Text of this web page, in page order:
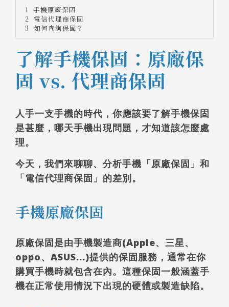
手機原廠保固
電信代理商保固
如何查詢保固？
了解手機保固：原廠保
固 vs. 代理商保固
人手一支手機的時代，你應該要了解手機保固
是甚麼，哪天手機出現問題，才知道該怎麼處
理。
今天，我們來聊聊、分析手機「原廠保固」和
「電信代理商保固」的差別。
手機原廠保固
原廠保固是由手機製造商(Apple、三星、
oppo、ASUS...)提供的保固服務，通常在你
購買手機時就包含在內。這種保固一般涵蓋手
機在正常使用情況下出現的硬體或製造缺陷。